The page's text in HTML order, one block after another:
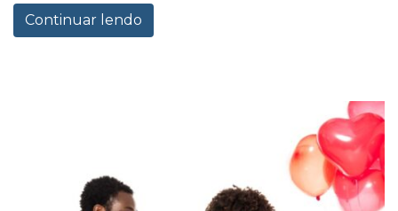
Continuar lendo